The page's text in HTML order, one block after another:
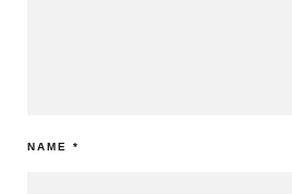
NAME *